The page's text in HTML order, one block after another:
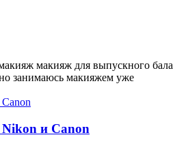
макияж для выпускного
занимаюсь макияжем уже
Nikon и Canon